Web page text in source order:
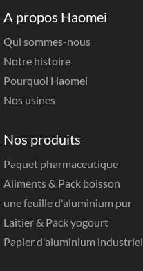
A propos Haomei
Qui sommes-nous
Notre histoire
Pourquoi Haomei
Nos usines
Nos produits
Paquet pharmaceutique
Aliments & Pack boisson
une feuille d'aluminium pur
Laitier & Pack yogourt
Papier d'aluminium industriel